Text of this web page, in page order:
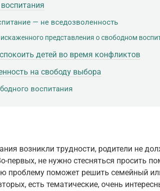
— не вседозволенность
представления о свободном
детей во время конфликтов
на свободу выбора
воспитания
возникли трудности, родители не
первых, не нужно стесняться просить
проблему поможет решить семейный
есть тематические, очень